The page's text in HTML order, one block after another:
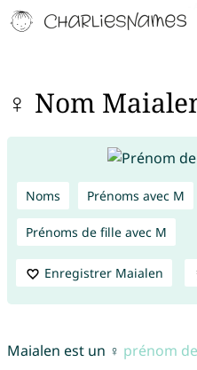
♀ Nom
Noms Prénoms avec M
Prénoms de fille avec M
Enregistrer Maialen
Maialen est un ♀ prénom